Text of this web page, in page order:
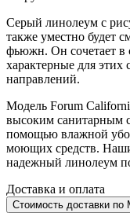
Серый линолеум с
также уместно будет
фьюжн. Он сочетает в
характерные для
направлений.
Модель Forum
высоким санитарным
помощью влажной
моющих средств.
надежный линолеум
Доставка и оплата
Стоимость доставки по